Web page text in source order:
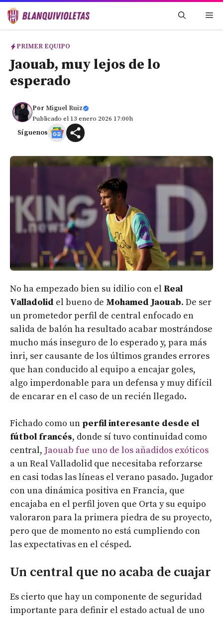
Saltar
PRIMER EQUIPO
Jaouab, muy lejos de lo
esperado
Por Miguel Ruiz
Publicado el 13 enero 2026 17:00h
Síguenos
No ha empezado bien su idilio con el Real
Valladolid el bueno de Mohamed Jaouab. De ser
un prometedor perfil de central enfocado en
salida de balón ha resultado acabar mostrándose
mucho más inseguro de lo esperado y, para más
inri, ser causante de los últimos grandes errores
que han conducido al equipo a encajar goles,
algo imperdonable para un defensa y muy difícil
de encarar en el caso de un recién llegado.
Fichado como un perfil interesante desde el
fútbol francés, donde sí tuvo continuidad como
central, Jaouab fue uno de los añadidos exóticos
a un Real Valladolid que necesitaba reforzarse
en casi todas las líneas el verano pasado. Jugador
con una dinámica positiva en Francia, que
encajaba en el perfil joven que Orta y su equipo
valoraron para la primera piedra de su proyecto,
pero que de momento no está cumpliendo con
las expectativas en el césped.
Un central que no acaba de cuajar
Es cierto que hay un componente de seguridad
importante para definir el estado actual de uno